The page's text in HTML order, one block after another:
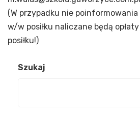
(W przypadku nie poinformowania
w/w posiłku naliczane będą
posiłku!)
Szukaj